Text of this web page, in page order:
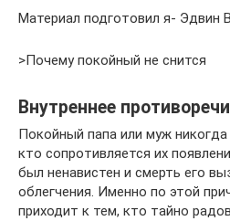
Материал подготовил я- Эдвин
>Почему покойный не снится
Внутреннее
Покойный папа или муж
кто сопротивляется их
был ненавистен и смерть его
облегчения. Именно по этой
приходит к тем, кто тайно